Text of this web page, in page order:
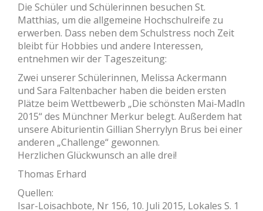
Die Schüler und Schülerinnen besuchen St.
Matthias, um die allgemeine Hochschulreife zu
erwerben. Dass neben dem Schulstress noch Zeit
bleibt für Hobbies und andere Interessen,
entnehmen wir der Tageszeitung:
Zwei unserer Schülerinnen, Melissa Ackermann
und Sara Faltenbacher haben die beiden ersten
Plätze beim Wettbewerb „Die schönsten Mai-Madln
2015“ des Münchner Merkur belegt. Außerdem hat
unsere Abiturientin Gillian Sherrylyn Brus bei einer
anderen „Challenge“ gewonnen.
Herzlichen Glückwunsch an alle drei!
Thomas Erhard
Quellen:
Isar-Loisachbote, Nr 156, 10. Juli 2015, Lokales S. 1